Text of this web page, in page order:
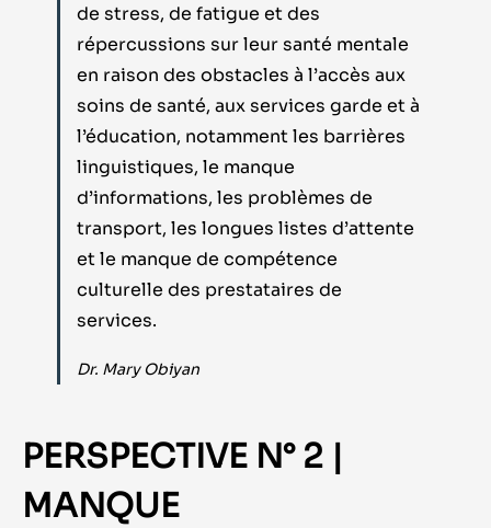
de stress, de fatigue et des
répercussions sur leur santé mentale
en raison des obstacles à l’accès aux
soins de santé, aux services garde et à
l’éducation, notamment les barrières
linguistiques, le manque
d’informations, les problèmes de
transport, les longues listes d’attente
et le manque de compétence
culturelle des prestataires de
services.
Dr. Mary Obiyan
PERSPECTIVE N° 2 |
MANQUE